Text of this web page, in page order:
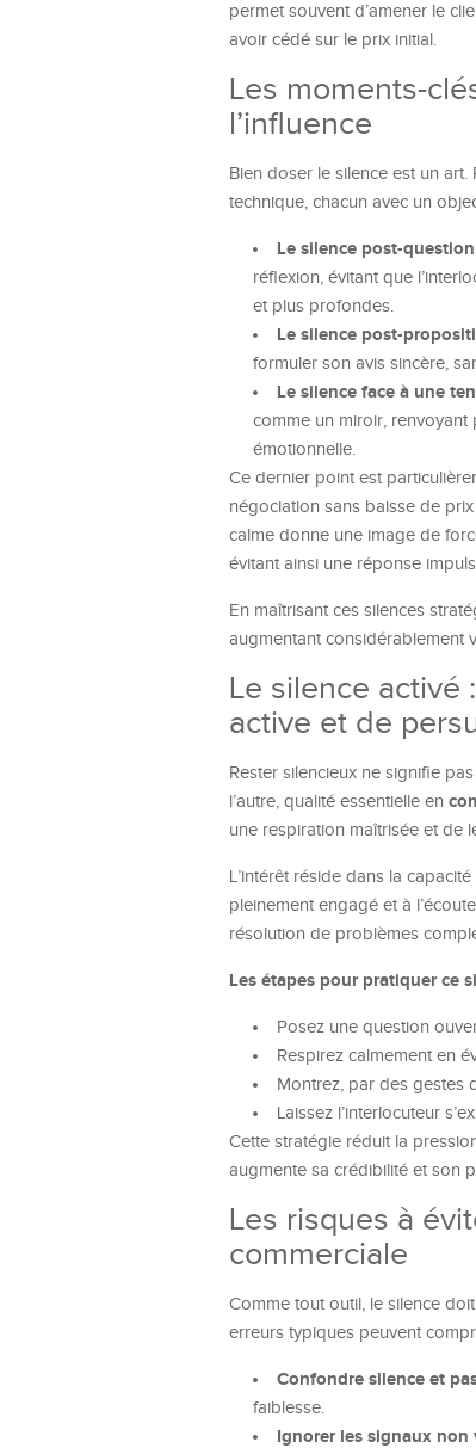
permet souvent d’amener le
avoir cédé sur le prix initial.
Les moments-
l’influence
Bien doser le silence est un
technique, chacun avec un
Le silence post-question
réflexion, évitant que
et plus profondes.
Le silence post-
formuler son avis sincère,
Le silence face à une
comme un miroir, renvoyant
émotionnelle.
Ce dernier point est
négociation sans baisse de
calme donne une image de
évitant ainsi une réponse
En maîtrisant ces silences
augmentant considérablement
Le silence activé
active et de
Rester silencieux ne signifie
l’autre, qualité essentielle en
une respiration maîtrisée et de
L’intérêt réside dans la
pleinement engagé et à
résolution de problèmes
Les étapes pour pratiquer ce
Posez une question
Respirez calmement en
Montrez, par des gestes
Laissez l’interlocuteur
Cette stratégie réduit la
augmente sa crédibilité et son
Les risques à
commerciale
Comme tout outil, le silence
erreurs typiques peuvent
Confondre silence et
faiblesse.
Ignorer les signaux non